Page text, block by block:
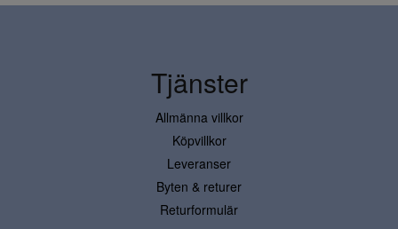
Tjänster
Allmänna villkor
Köpvillkor
Leveranser
Byten & returer
Returformulär